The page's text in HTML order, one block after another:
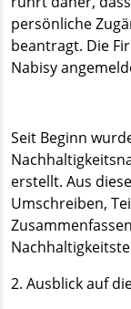
persönliche
beantragt. Die
Nabisy
Seit Beginn
erstellt. Aus
Umschreiben,
2. Ausblick auf